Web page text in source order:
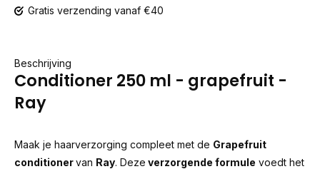
Gratis verzending vanaf €40
Beschrijving
Conditioner 250 ml - grapefruit -
Ray
Maak je haarverzorging compleet met de Grapefruit
conditionervan Ray. Deze verzorgende formule voedt het